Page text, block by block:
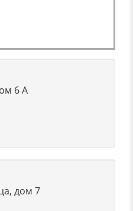
6 А
дом 7